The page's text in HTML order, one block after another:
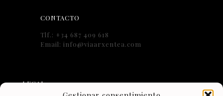
CONTACTO
Tlf.: +34 687 409 618
Email: info@viaarxentea.com
LEGAL